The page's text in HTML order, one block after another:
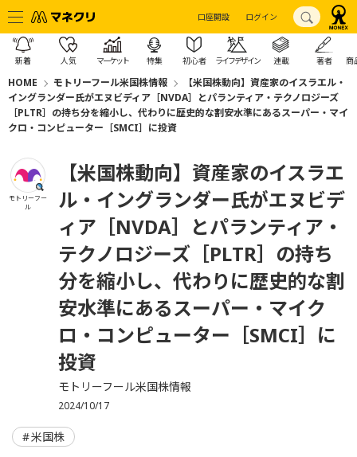
口座開設 ログイン
新着 人気 マーケット 特集 初心者 ライフデザイン 連載 著者 商
HOME モトリーフール米国株情報
【米国株動向】資産家のイスラエル・
イングランダー氏がエヌビディア［NVDA］とパランティア・テクノロジーズ
［PLTR］の持ち分を縮小し、代わりに歴史的な割安水準にあるスーパー・マイ
クロ・コンピューター［SMCI］に投資
モトリーフー
ル
【米国株動向】資産家のイスラエ
ル・イングランダー氏がエヌビデ
ィア［NVDA］とパランティア・
テクノロジーズ［PLTR］の持ち
分を縮小し、代わりに歴史的な割
安水準にあるスーパー・マイク
ロ・コンピューター［SMCI］に
投資
モトリーフール米国株情報
2024/10/17
米国株